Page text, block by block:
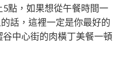
點，如果想從午餐時間一
話，這裡一定是你最好的
中心街的肉橫丁美餐一頓